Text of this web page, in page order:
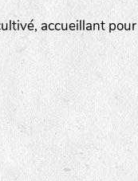
accueillant pour